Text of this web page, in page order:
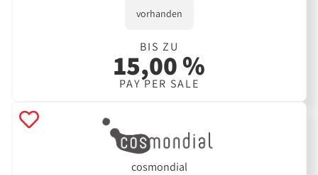
vorhanden
BIS ZU
15,00 %
PAY PER SALE
cosmondial